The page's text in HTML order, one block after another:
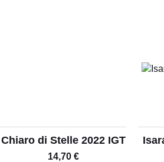
Chiaro di Stelle 2022 IGT
14,70 €